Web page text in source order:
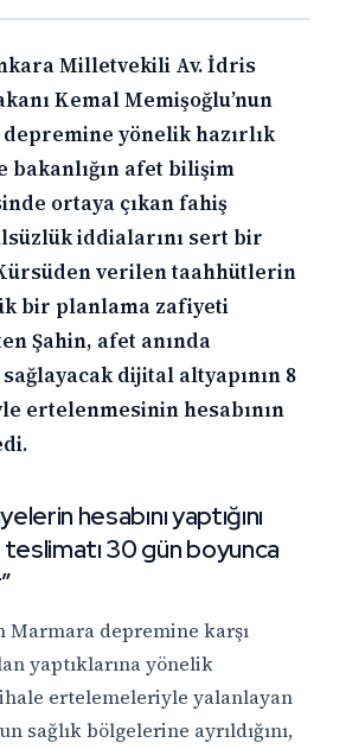
Milletvekili Av. İdris
Kemal Memişoğlu’nun
yönelik hazırlık
bakanlığın afet bilişim
ortaya çıkan fahiş
iddialarını sert bir
verilen taahhütlerin
bir planlama zafiyeti
Şahin, afet anında
dijital altyapının 8
ertelenmesinin hesabının
hesabını yaptığını
30 gün boyunca
Marmara depremine karşı
yaptıklarına yönelik
ertelemeleriyle yalanlayan
sağlık bölgelerine ayrıldığını,